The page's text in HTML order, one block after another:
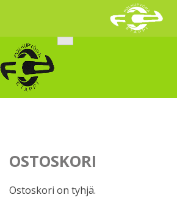
content
OSTOSKORI
Ostoskori on tyhjä.